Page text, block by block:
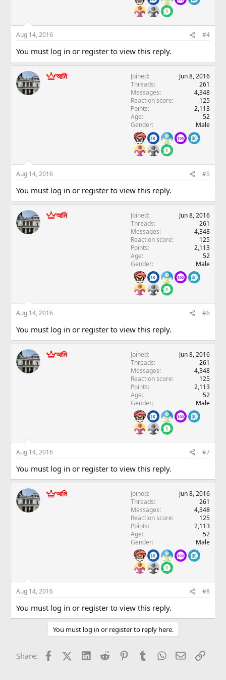
Aug 14, 2016 #4
You must log in or register to view this reply.
আমি Joined
Jun 8, 2016
Threads
261
Messages
4,348
Reaction score
125
Points
2,113
Age
52
Gender
Male
Aug 14, 2016 #5
You must log in or register to view this reply.
আমি Joined
Jun 8, 2016
Threads
261
Messages
4,348
Reaction score
125
Points
2,113
Age
52
Gender
Male
Aug 14, 2016 #6
You must log in or register to view this reply.
আমি Joined
Jun 8, 2016
Threads
261
Messages
4,348
Reaction score
125
Points
2,113
Age
52
Gender
Male
Aug 14, 2016 #7
You must log in or register to view this reply.
আমি Joined
Jun 8, 2016
Threads
261
Messages
4,348
Reaction score
125
Points
2,113
Age
52
Gender
Male
Aug 14, 2016 #8
You must log in or register to view this reply.
You must log in or register to reply here.
Share: FacebookX (Twitter)
LinkedInReddit PinterestTumblrWhatsApp
EmailLink